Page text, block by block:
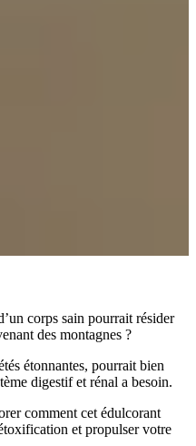
corps sain pourrait résider
des montagnes ?
étonnantes, pourrait bien
digestif et rénal a besoin.
comment cet édulcorant
et propulser votre